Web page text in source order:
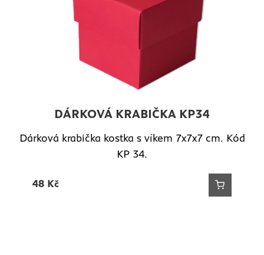
DÁRKOVÁ KRABIČKA KP34
Dárková krabička kostka s víkem 7x7x7 cm. Kód
KP 34.
48Kč